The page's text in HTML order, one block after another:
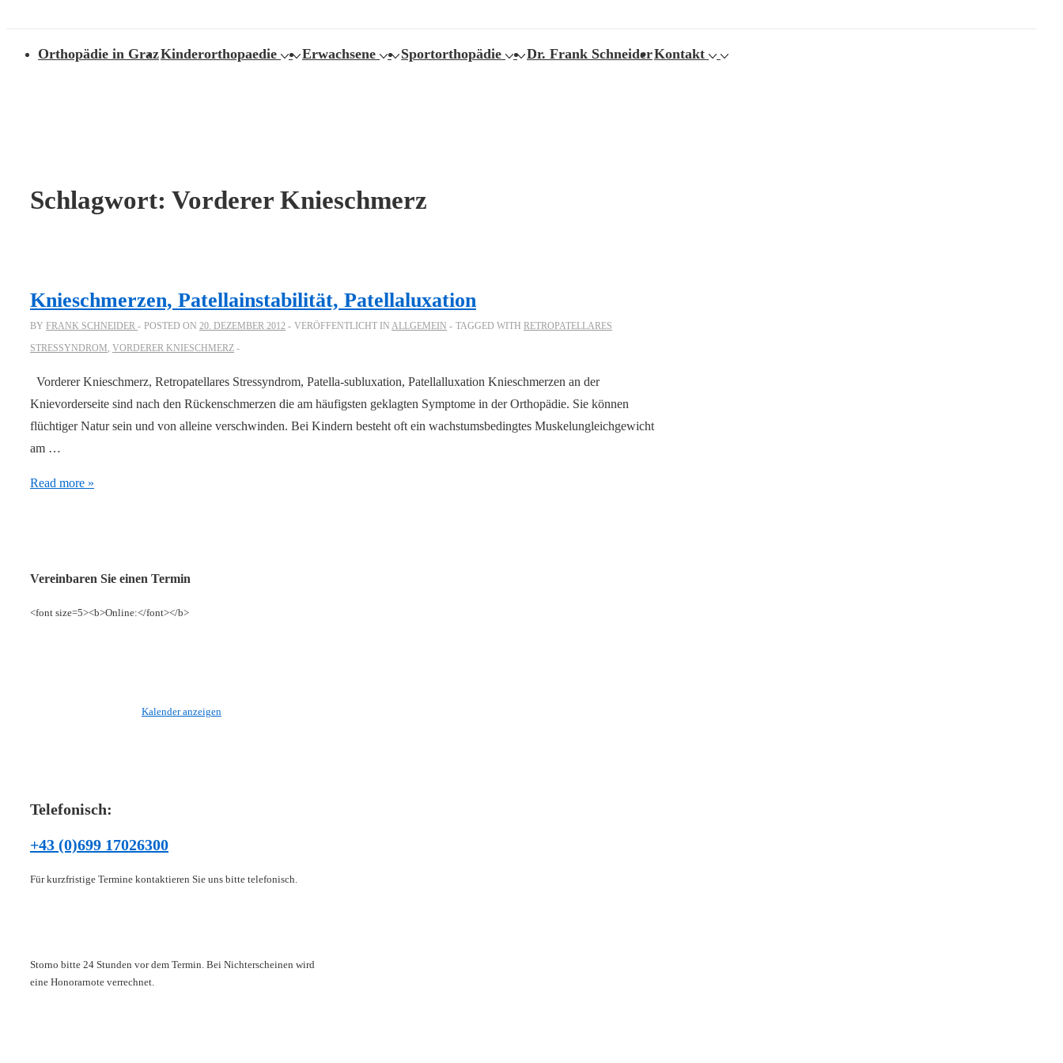
Inhalt
Navigation
Orthopädie in GrazKinderorthopaedie Erwachsene Sportorthopädie Dr. Frank SchneiderKontakt
Schlagwort: Vorderer Knieschmerz
Knieschmerzen, Patellainstabilität, Patellaluxation
BY FRANK SCHNEIDER POSTED ON 20. DEZEMBER 2012 VERÖFFENTLICHT IN ALLGEMEIN TAGGED WITH RETROPATELLARES
STRESSYNDROM, VORDERER KNIESCHMERZ
Vorderer Knieschmerz, Retropatellares Stressyndrom, Patella-subluxation, Patellalluxation Knieschmerzen an der
Knievorderseite sind nach den Rückenschmerzen die am häufigsten geklagten Symptome in der Orthopädie. Sie können
flüchtiger Natur sein und von alleine verschwinden. Bei Kindern besteht oft ein wachstumsbedingtes Muskelungleichgewicht
am …
Knieschmerzen,
Read more »
Vereinbaren Sie einen Termin
<font size=5><b>Online:</font></b>
Kalender anzeigen
Telefonisch:
+43 (0)699 17026300
Für kurzfristige Termine kontaktieren Sie uns bitte telefonisch.
Storno bitte 24 Stunden vor dem Termin. Bei Nichterscheinen wird
eine Honorarnote verrechnet.